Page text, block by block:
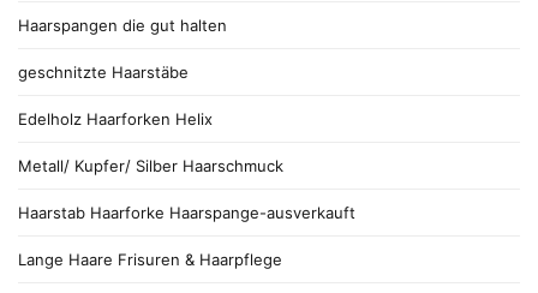
Haarspangen die gut halten
geschnitzte Haarstäbe
Edelholz Haarforken Helix
Metall/ Kupfer/ Silber Haarschmuck
Haarstab Haarforke Haarspange-ausverkauft
Lange Haare Frisuren & Haarpflege